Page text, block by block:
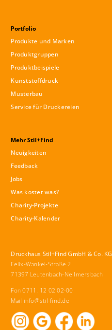
Portfolio
Produkte und Marken
Produktgruppen
Produktbeispiele
Kunststoffdruck
Musterbau
Service für Druckereien
Mehr Stil+Find
Neuigkeiten
Feedback
Jobs
Was kostet was?
Charity-Projekte
Charity-Kalender
Druckhaus Stil+Find GmbH & Co. KG
Felix-Wankel-Straße 2
71397 Leutenbach-Nellmersbach
Fon 0711. 12 02 02-00
Mail info@stil-find.de